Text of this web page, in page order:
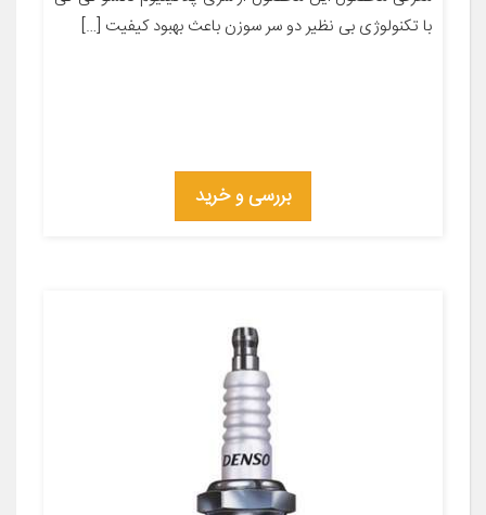
با تکنولوژی بی نظیر دو سر سوزن باعث بهبود کیفیت […]
بررسی و خرید